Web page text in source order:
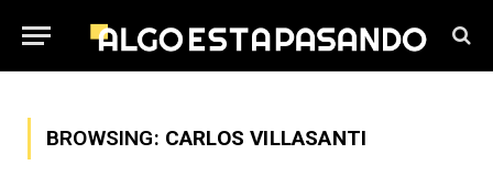
BROWSING: CARLOS VILLASANTI